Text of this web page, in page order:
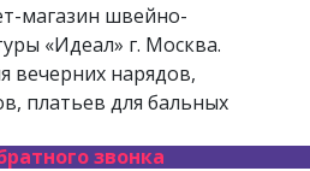
магазин швейно-
«Идеал» г. Москва.
вечерних нарядов,
платьев для бальных
звонка